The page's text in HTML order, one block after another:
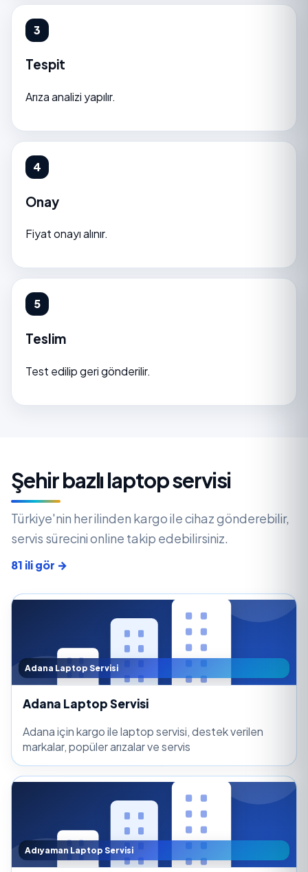
Tespit
Arıza analizi yapılır.
Onay
Fiyat onayı alınır.
Teslim
Test edilip geri gönderilir.
Şehir bazlı laptop servisi
Türkiye'nin her ilinden kargo ile cihaz gönderebilir,
servis sürecini online takip edebilirsiniz.
81 ili gör →
Adana Laptop Servisi
Adana Laptop Servisi
Adana için kargo ile laptop servisi, destek verilen
markalar, popüler arızalar ve servis
Adıyaman Laptop Servisi